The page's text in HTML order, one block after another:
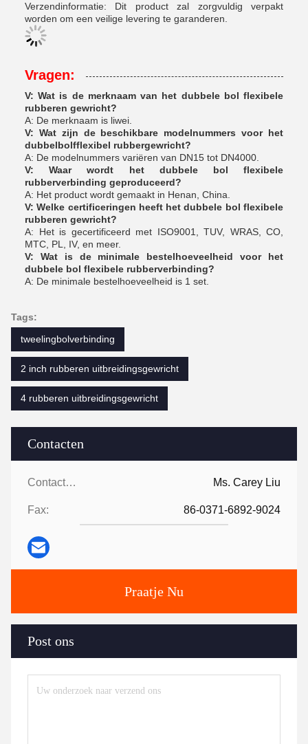
Contacten
Contacten: Ms. Carey Liu
Fax: 86-0371-6892-9024
Praatje Nu
Post ons
Verzendinformatie: Dit product zal zorgvuldig verpakt
worden om een veilige levering te garanderen.
Vragen:
V: Wat is de merknaam van het dubbele bol flexibele
rubberen gewricht?
A: De merknaam is liwei.
V: Wat zijn de beschikbare modelnummers voor het
dubbelbolfflexibel rubbergewricht?
A: De modelnummers variëren van DN15 tot DN4000.
V: Waar wordt het dubbele bol flexibele
rubberverbinding geproduceerd?
A: Het product wordt gemaakt in Henan, China.
V: Welke certificeringen heeft het dubbele bol flexibele
rubberen gewricht?
A: Het is gecertificeerd met ISO9001, TUV, WRAS, CO,
MTC, PL, IV, en meer.
V: Wat is de minimale bestelhoeveelheid voor het
dubbele bol flexibele rubberverbinding?
A: De minimale bestelhoeveelheid is 1 set.
Tags:
tweelingbolverbinding
2 inch rubberen uitbreidingsgewricht
4 rubberen uitbreidingsgewricht